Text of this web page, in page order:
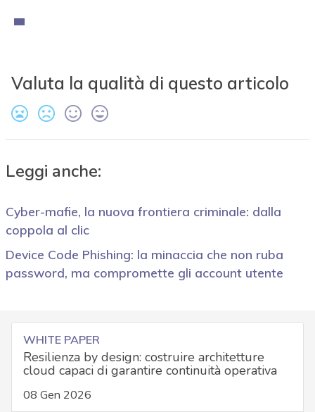
Valuta la qualità di questo articolo
Leggi anche:
Cyber-mafie, la nuova frontiera criminale: dalla
coppola al clic
Device Code Phishing: la minaccia che non ruba
password, ma compromette gli account utente
WHITE PAPER
Resilienza by design: costruire architetture
cloud capaci di garantire continuità operativa
08 Gen 2026